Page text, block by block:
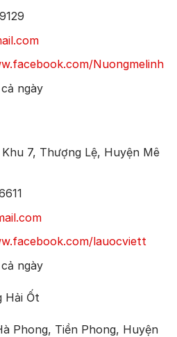
Nuongmelinh
ngày
7, Thượng Lệ, Huyện Mê
lauocviett
ngày
Hải Ốt
Phong, Tiền Phong, Huyện